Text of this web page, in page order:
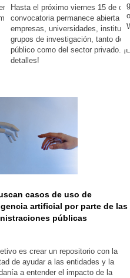
difundir
las
Hasta el próximo viernes 15 de
convocatoria permanece abierta a
empresas, universidades,
grupos de investigación, tanto del
público como del sector privado.
detalles!
casos de uso de
artificial por parte de las
públicas
es crear un repositorio con la
de ayudar a las entidades y la
a entender el impacto de la